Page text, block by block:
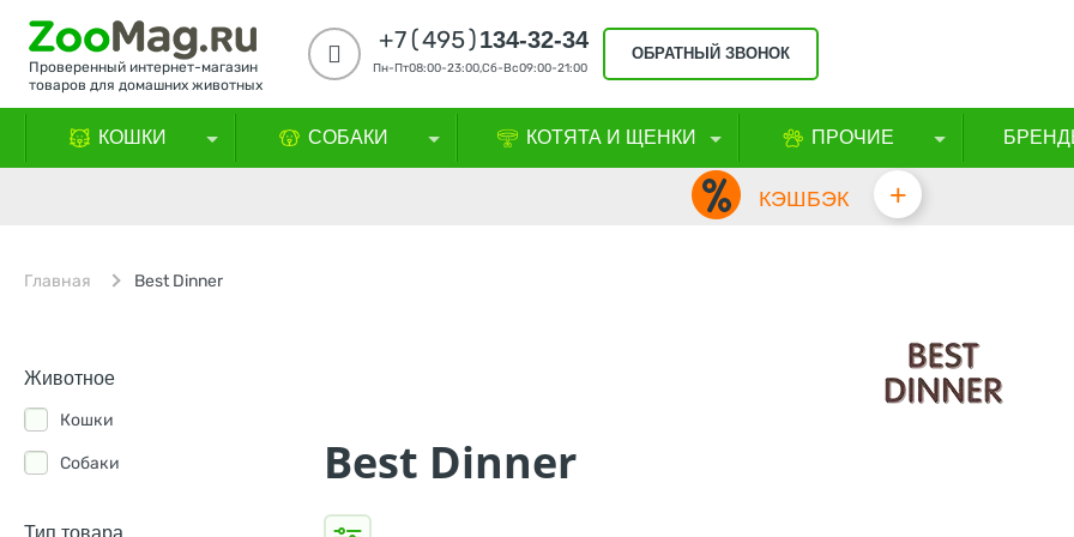
Проверенный интернет-магазин
товаров для домашних животных
+7(495)134-32-34
Пн-Пт08:00-23:00,Сб-Вс09:00-21:00
ОБРАТНЫЙ ЗВОНОК
КОШКИ СОБАКИ КОТЯТА И ЩЕНКИ ПРОЧИЕ
КЭШБЭК +
Главная Best Dinner
Животное
Кошки
Собаки
Тип товара
Best Dinner